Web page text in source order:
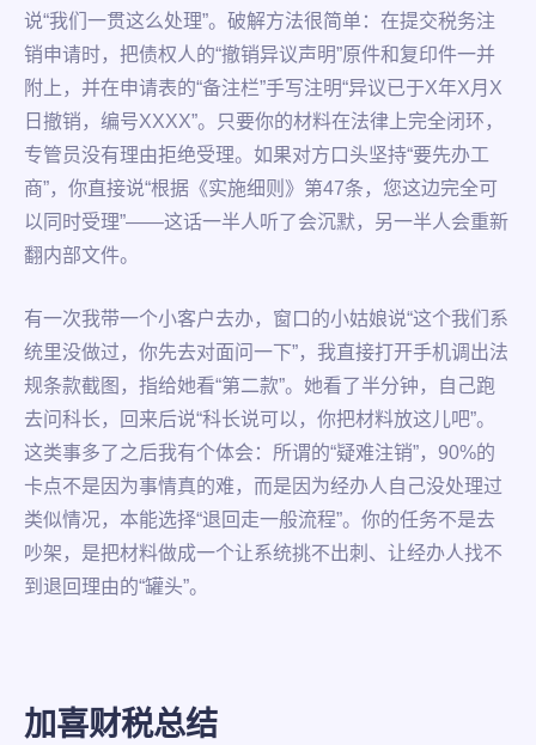
说“我们一贯这么处理”。破解方法很简单：在提交税务注
销申请时，把债权人的“撤销异议声明”原件和复印件一并
附上，并在申请表的“备注栏”手写注明“异议已于X年X月X
日撤销，编号XXXX”。只要你的材料在法律上完全闭环，
专管员没有理由拒绝受理。如果对方口头坚持“要先办工
商”，你直接说“根据《实施细则》第47条，您这边完全可
以同时受理”——这话一半人听了会沉默，另一半人会重新
翻内部文件。
有一次我带一个小客户去办，窗口的小姑娘说“这个我们系
统里没做过，你先去对面问一下”，我直接打开手机调出法
规条款截图，指给她看“第二款”。她看了半分钟，自己跑
去问科长，回来后说“科长说可以，你把材料放这儿吧”。
这类事多了之后我有个体会：所谓的“疑难注销”，90%的
卡点不是因为事情真的难，而是因为经办人自己没处理过
类似情况，本能选择“退回走一般流程”。你的任务不是去
吵架，是把材料做成一个让系统挑不出刺、让经办人找不
到退回理由的“罐头”。
加喜财税总结